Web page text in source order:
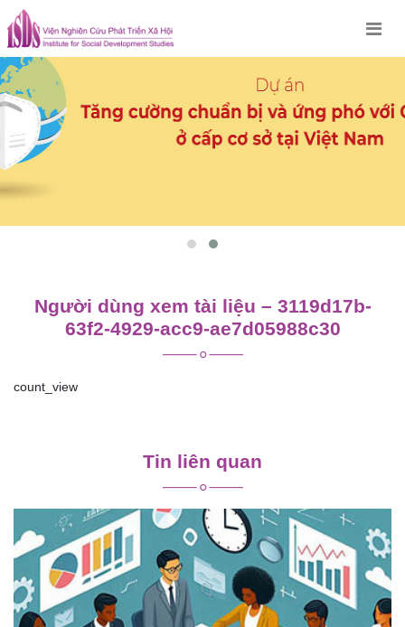
Skip
to
content
Người dùng xem tài liệu – 3119d17b-
63f2-4929-acc9-ae7d05988c30
count_view
viết
Tin liên quan